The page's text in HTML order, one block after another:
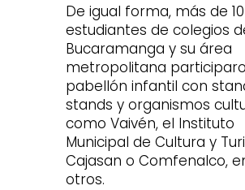
De igual forma, más de
estudiantes de colegios
Bucaramanga y su área
metropolitana
pabellón infantil con
stands y organismos
como Vaivén, el Instituto
Municipal de Cultura y
Cajasan o Comfenalco,
otros.